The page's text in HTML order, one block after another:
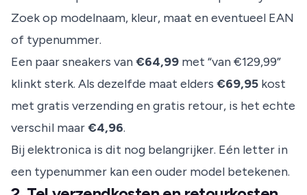
Zoek op modelnaam, kleur, maat en eventueel EAN
of typenummer.
Een paar sneakers van€64,99 met “van €129,99”
klinkt sterk. Als dezelfde maat elders €69,95 kost
met gratis verzending en gratis retour, is het echte
verschil maar€4,96.
Bij elektronica is dit nog belangrijker. Eén letter in
een typenummer kan een ouder model betekenen.